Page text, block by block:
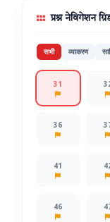
प्रश्न नेविगेशन
सभी व्याकरण
31
36
41
46